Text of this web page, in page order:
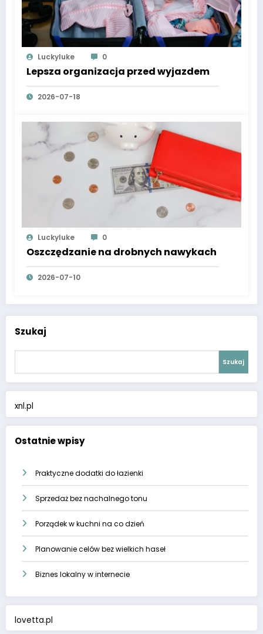
Luckyluke 0
Lepsza organizacja przed wyjazdem
2026-07-18
Luckyluke 0
Oszczędzanie na drobnych nawykach
2026-07-10
Szukaj
Szukaj
xnl.pl
Ostatnie wpisy
Praktyczne dodatki do łazienki
Sprzedaż bez nachalnego tonu
Porządek w kuchni na co dzień
Planowanie celów bez wielkich haseł
Biznes lokalny w internecie
lovetta.pl